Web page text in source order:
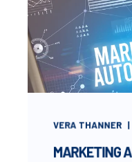
VERA THANNER
MARKETING